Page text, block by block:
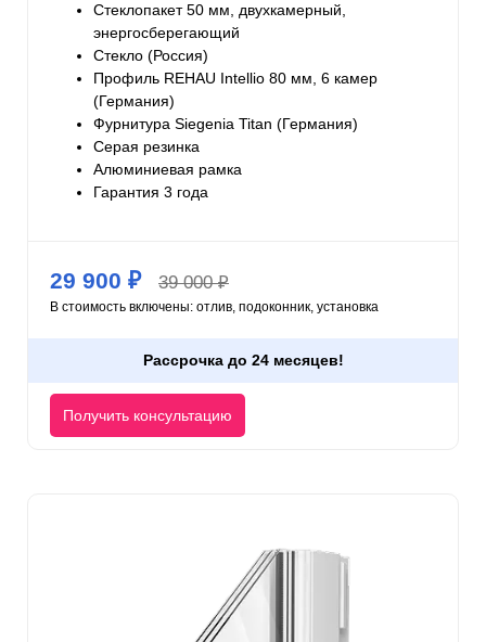
Услуги
О компании
Акции
Отзывы
Стеклопакет 50 мм, двухкамерный,
энергосберегающий
Стекло (Россия)
Профиль REHAU Intellio 80 мм, 6 камер
(Германия)
Фурнитура Siegenia Titan (Германия)
Серая резинка
Алюминиевая рамка
Гарантия 3 года
29 900 ₽ 39 000 ₽
В стоимость включены: отлив, подоконник, установка
Рассрочка до 24 месяцев!
Получить консультацию